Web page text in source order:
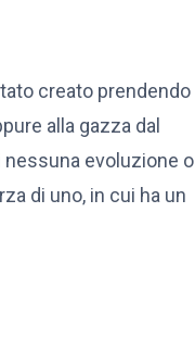
creato prendendo
alla gazza dal
evoluzione o
di uno, in cui ha un